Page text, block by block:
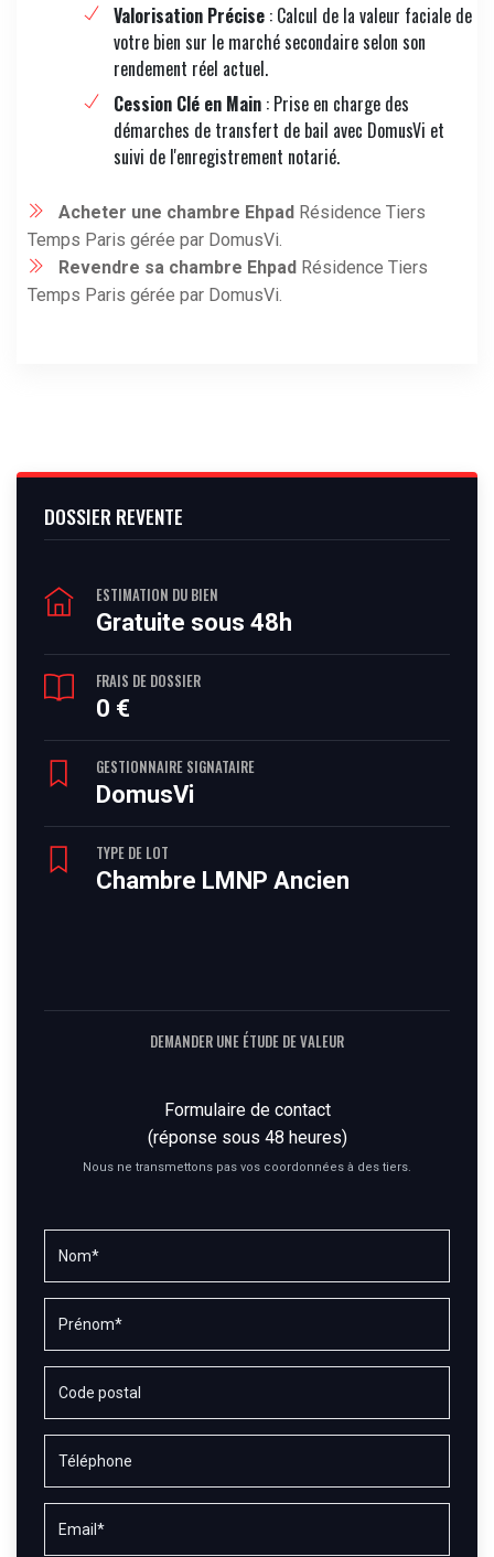
Valorisation Précise : Calcul de la valeur faciale de
votre bien sur le marché secondaire selon son
rendement réel actuel.
Cession Clé en Main : Prise en charge des
démarches de transfert de bail avec DomusVi et
suivi de l'enregistrement notarié.
Acheter une chambre Ehpad Résidence Tiers
Temps Paris gérée par DomusVi.
Revendre sa chambre Ehpad Résidence Tiers
Temps Paris gérée par DomusVi.
DOSSIER REVENTE
ESTIMATION DU BIEN
Gratuite sous 48h
FRAIS DE DOSSIER
0 €
GESTIONNAIRE SIGNATAIRE
DomusVi
TYPE DE LOT
Chambre LMNP Ancien
DEMANDER UNE ÉTUDE DE VALEUR
Formulaire de contact
(réponse sous 48 heures)
Nous ne transmettons pas vos coordonnées à des tiers.